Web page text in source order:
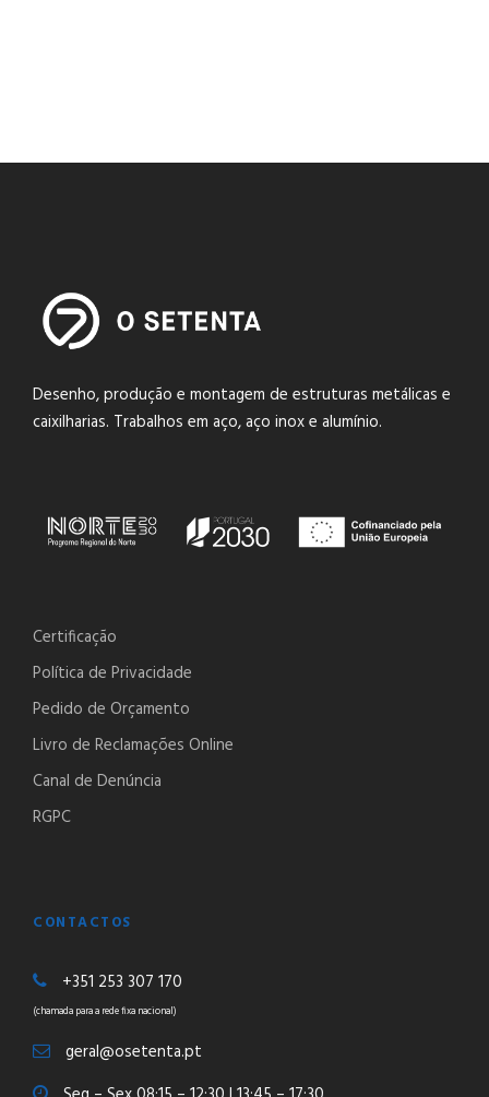
Desenho, produção e montagem de estruturas metálicas e
caixilharias. Trabalhos em aço, aço inox e alumínio.
Certificação
Política de Privacidade
Pedido de Orçamento
Livro de Reclamações Online
Canal de Denúncia
RGPC
CONTACTOS
+351 253 307 170
(chamada para a rede fixa nacional)
geral@osetenta.pt